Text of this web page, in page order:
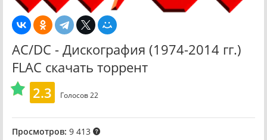
AC/DC - Дискография (1974-2014 гг.)
FLAC скачать торрент
2.3
Голосов22
Просмотров: 9 413